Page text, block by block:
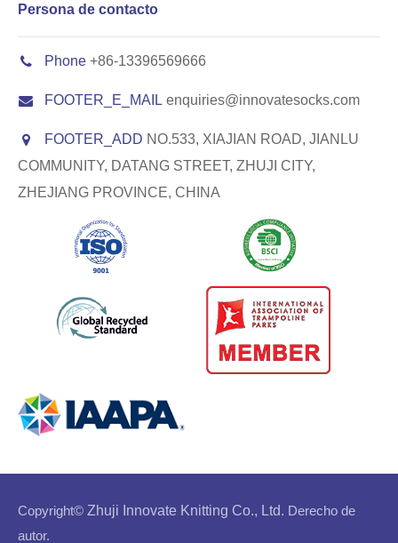
Persona de contacto
Phone +86-13396569666
FOOTER_E_MAIL enquiries@innovatesocks.com
FOOTER_ADD NO.533, XIAJIAN ROAD, JIANLU
COMMUNITY, DATANG STREET, ZHUJI CITY,
ZHEJIANG PROVINCE, CHINA
Copyright© Zhuji Innovate Knitting Co., Ltd. Derecho de
autor.